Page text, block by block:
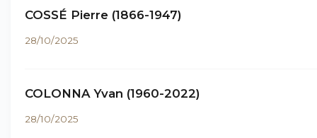
COSSÉ Pierre (1866-1947)
28/10/2025
COLONNA Yvan (1960-2022)
28/10/2025